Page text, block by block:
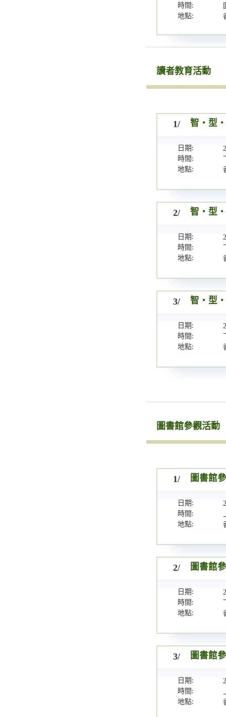
時間:
地點:
讀者教育活動
1/ 智・型
日期:
時間:
地點:
2/ 智・型
日期:
時間:
地點:
3/ 智・型
日期:
時間:
地點:
圖書館參觀活動
1/ 圖書館
日期:
時間:
地點:
2/ 圖書館
日期:
時間:
地點:
3/ 圖書館
日期:
時間:
地點: